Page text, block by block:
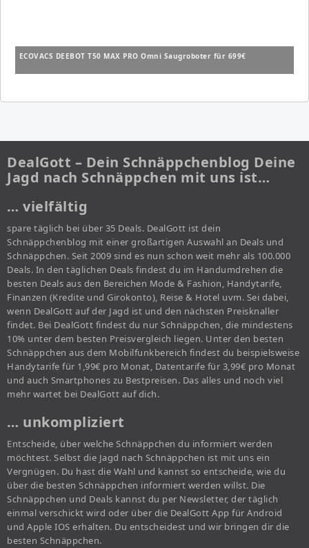
ECOVACS DEEBOT T50 MAX PRO Omni Saugroboter für 699€
DealGott – Dein Schnäppchenblog Deine
Jagd nach Schnäppchen mit uns ist…
… vielfältig
spare täglich bei über 35 Deals. DealGott ist dein
Schnäppchenblog mit einer großartigen Auswahl an Deals und
Schnäppchen. Seit 2009 sind es nun schon weit mehr als 100.000
Deals. In den täglichen Deals findest du im Handumdrehen die
besten Deals aus den Bereichen Mode & Fashion, Handytarife,
Finanzen (Kredite und Girokonto), Reise & Hotel uvm. Sei dabei,
wenn DealGott auf der Jagd ist und den nächsten Preisknaller
findet. Bei DealGott findest du nur Schnäppchen, die mindestens
10% unter dem besten Preisvergleich liegen. Unter den besten
Schnäppchen aus dem Mobilfunkbereich findest du beispielsweise
Handytarife für 1,99€ pro Monat, Datentarife für 3,99€ pro Monat
und auch Smartphones zu Bestpreisen. Das alles und noch viel
mehr wartet bei DealGott auf dich.
… unkompliziert
Entscheide, über welche Schnäppchen du informiert werden
möchtest. Selbst die Jagd nach Schnäppchen ist mit uns ein
Vergnügen. Du hast die Wahl und kannst so entscheide, wie du
über die besten Schnäppchen informiert werden willst. Die
Schnäppchen und Deals kannst du per Newsletter, der täglich
einmal verschickt wird oder über die DealGott App für Android
und Apple IOS erhalten. Du entscheidest und wir bringen dir die
besten Schnäppchen.